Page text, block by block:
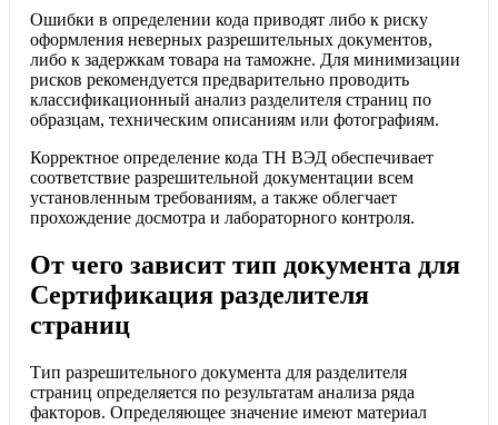
Ошибки в определении кода приводят либо к риску
оформления неверных разрешительных документов,
либо к задержкам товара на таможне. Для минимизации
рисков рекомендуется предварительно проводить
классификационный анализ разделителя страниц по
образцам, техническим описаниям или фотографиям.
Корректное определение кода ТН ВЭД обеспечивает
соответствие разрешительной документации всем
установленным требованиям, а также облегчает
прохождение досмотра и лабораторного контроля.
От чего зависит тип документа для
Сертификация разделителя
страниц
Тип разрешительного документа для разделителя
страниц определяется по результатам анализа ряда
факторов. Определяющее значение имеют материал